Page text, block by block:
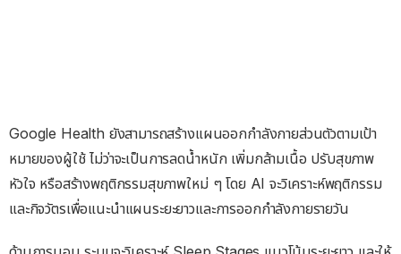
Google Health ยังสามารถสร้างแผนออกกำลังกายส่วนตัวตามเป้า
หมายของผู้ใช้ ไม่ว่าจะเป็นการลดน้ำหนัก เพิ่มกล้ามเนื้อ ปรับสุขภาพ
หัวใจ หรือสร้างพฤติกรรมสุขภาพใหม่ ๆ โดย AI จะวิเคราะห์พฤติกรรม
และกิจวัตรเพื่อแนะนำแผนระยะยาวและการออกกำลังกายรายวัน